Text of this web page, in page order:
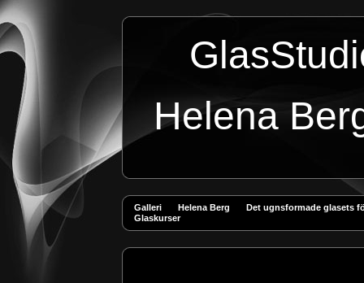
Helena
Galleri Helena Berg
Det ugnsformade glasets
Glaskurser